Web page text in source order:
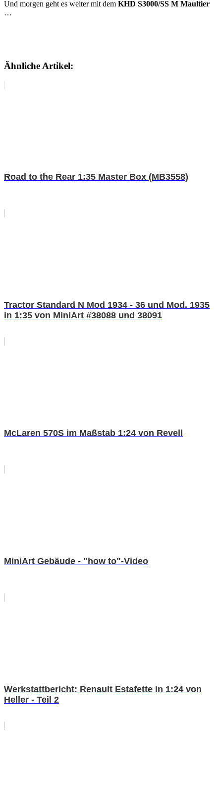
Und morgen geht es weiter mit dem KHD S3000/SS M Maultier
…
Ähnliche Artikel:
Road to the Rear 1:35 Master Box (MB3558)
Tractor Standard N Mod 1934 - 36 und Mod. 1935
in 1:35 von MiniArt #38088 und 38091
McLaren 570S im Maßstab 1:24 von Revell
MiniArt Gebäude - "how to"-Video
Werkstattbericht: Renault Estafette in 1:24 von
Heller - Teil 2